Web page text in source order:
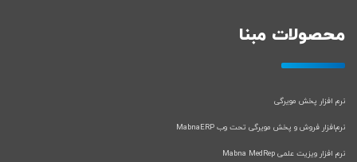
محصولات مبنا
نرم افزار پخش مویرگی
نرم‌افزار فروش و پخش مویرگی تحت وب MabnaERP
نرم افزار ویزیت علمی Mabna MedRep